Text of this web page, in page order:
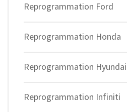
Reprogrammation Ford
Reprogrammation Honda
Reprogrammation Hyundai
Reprogrammation Infiniti